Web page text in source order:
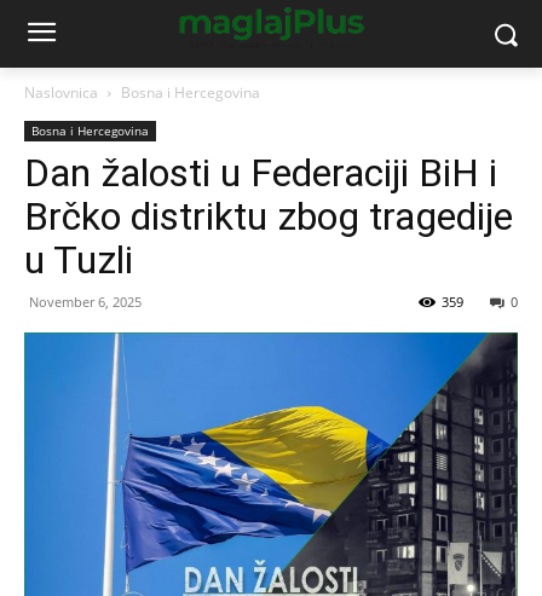
Naslovnica Bosna i Hercegovina
Bosna i Hercegovina
Dan žalosti u Federaciji BiH i
Brčko distriktu zbog tragedije
u Tuzli
November 6, 2025 0
359